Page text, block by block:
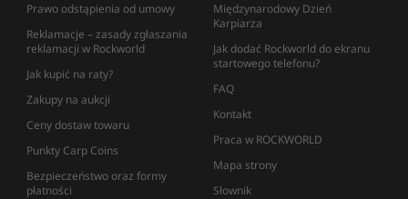
Prawo odstąpienia od umowy
Reklamacje – zasady zgłaszania
reklamacji w Rockworld
Jak kupić na raty?
Zakupy na aukcji
Ceny dostaw towaru
Punkty Carp Coins
Bezpieczeństwo oraz formy
płatności
Międzynarodowy Dzień
Karpiarza
Jak dodać Rockworld do ekranu
startowego telefonu?
FAQ
Kontakt
Praca w ROCKWORLD
Mapa strony
Słownik